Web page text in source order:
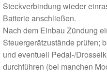
Steckverbindung wieder
Batterie anschließen.
Nach dem Einbau Zündung
Steuergerätzustände prüfen;
und eventuell Pedal-/
durchführen (bei manchen